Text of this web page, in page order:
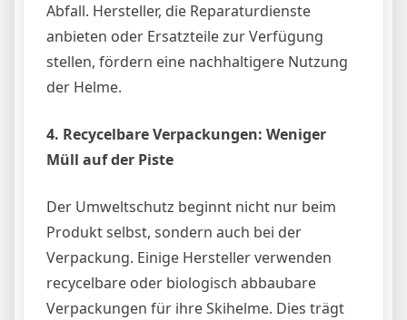
Abfall. Hersteller, die Reparaturdienste
anbieten oder Ersatzteile zur Verfügung
stellen, fördern eine nachhaltigere Nutzung
der Helme.
4. Recycelbare Verpackungen: Weniger
Müll auf der Piste
Der Umweltschutz beginnt nicht nur beim
Produkt selbst, sondern auch bei der
Verpackung. Einige Hersteller verwenden
recycelbare oder biologisch abbaubare
Verpackungen für ihre Skihelme. Dies trägt